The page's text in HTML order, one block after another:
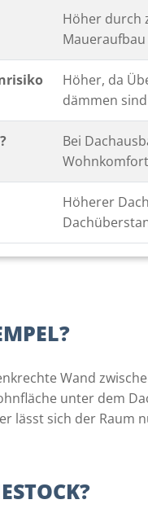
Höher durch
Maueraufbau
Höher, da
dämmen sind
Bei
Wohnkomfort
Höherer
Wand
unter dem
lässt sich der Raum